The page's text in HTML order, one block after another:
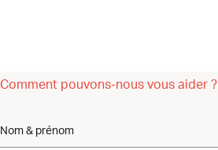
Comment pouvons-nous vous aider ?